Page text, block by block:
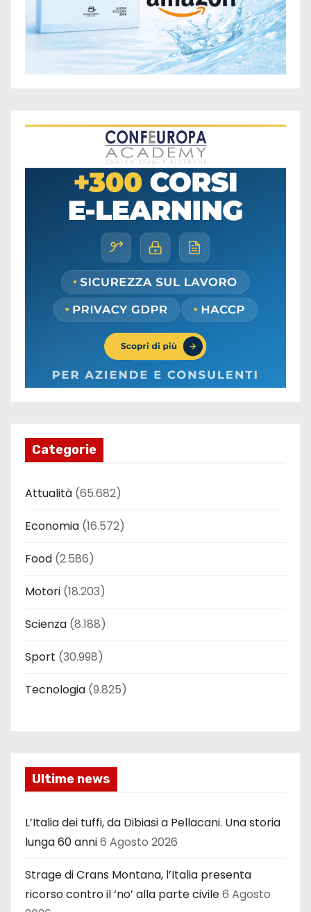
Categorie
Attualità (65.682)
Economia (16.572)
Food (2.586)
Motori (18.203)
Scienza (8.188)
Sport (30.998)
Tecnologia (9.825)
Ultime news
L’Italia dei tuffi, da Dibiasi a Pellacani. Una storia
lunga 60 anni6 Agosto 2026
Strage di Crans Montana, l’Italia presenta
ricorso contro il ‘no’ alla parte civile6 Agosto